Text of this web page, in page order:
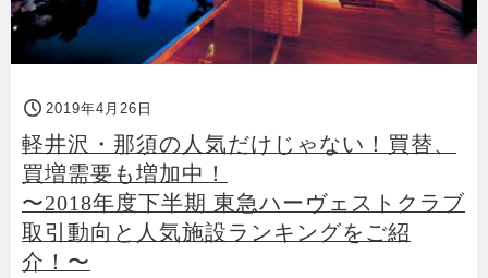
2019年4月26日
軽井沢・那須の人気だけじゃない！買替、
買増需要も増加中！
〜2018年度下半期 東急ハーヴェストクラブ
取引動向と人気施設ランキングをご紹
介！〜